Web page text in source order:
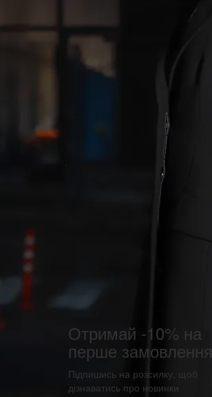
Отримай -10% на
перше замовлення
Підпишись на розсилку, щоб
дізнаватись про новинки